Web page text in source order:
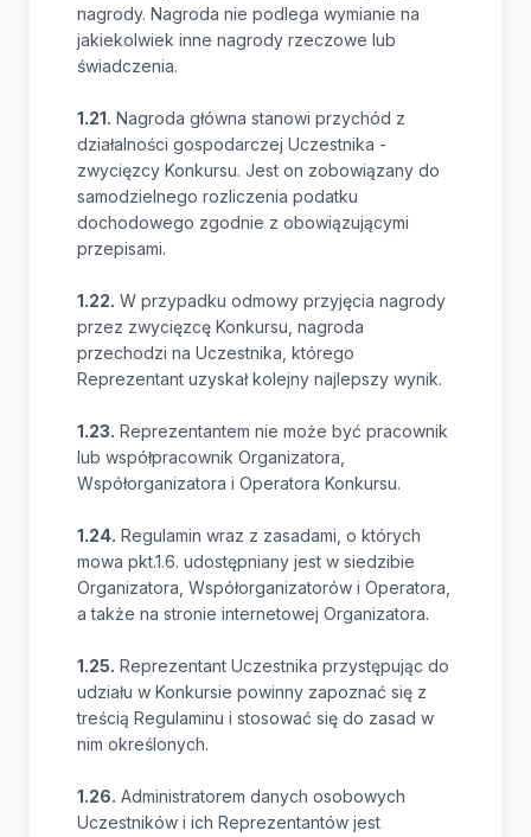
nagrody. Nagroda nie podlega wymianie na
jakiekolwiek inne nagrody rzeczowe lub
świadczenia.
1.21. Nagroda główna stanowi przychód z
działalności gospodarczej Uczestnika -
zwycięzcy Konkursu. Jest on zobowiązany do
samodzielnego rozliczenia podatku
dochodowego zgodnie z obowiązującymi
przepisami.
1.22. W przypadku odmowy przyjęcia nagrody
przez zwycięzcę Konkursu, nagroda
przechodzi na Uczestnika, którego
Reprezentant uzyskał kolejny najlepszy wynik.
1.23. Reprezentantem nie może być pracownik
lub współpracownik Organizatora,
Współorganizatora i Operatora Konkursu.
1.24. Regulamin wraz z zasadami, o których
mowa pkt.1.6. udostępniany jest w siedzibie
Organizatora, Współorganizatorów i Operatora,
a także na stronie internetowej Organizatora.
1.25. Reprezentant Uczestnika przystępując do
udziału w Konkursie powinny zapoznać się z
treścią Regulaminu i stosować się do zasad w
nim określonych.
1.26. Administratorem danych osobowych
Uczestników i ich Reprezentantów jest